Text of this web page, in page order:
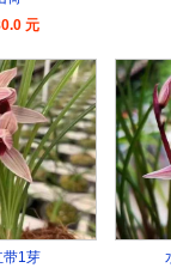
元
带1芽